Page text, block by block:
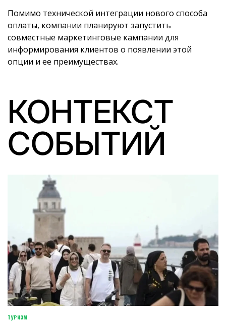
Помимо технической интеграции нового способа
оплаты, компании планируют запустить
совместные маркетинговые кампании для
информирования клиентов о появлении этой
опции и ее преимуществах.
КОНТЕКСТ
СОБЫТИЙ
POSTED
ТУРИЗМ